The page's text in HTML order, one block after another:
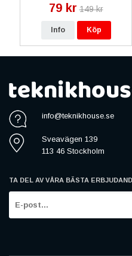
79 kr 149 kr
Info Köp
info@teknikhouse.se
Sveavägen 139
113 46 Stockholm
TA DEL AV VÅRA BÄSTA